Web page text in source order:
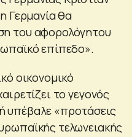
Γερμανία θα
του αφορολόγητου
επίπεδο».
οικονομικό
το γεγονός
υπέβαλε «προτάσεις
τελωνειακής